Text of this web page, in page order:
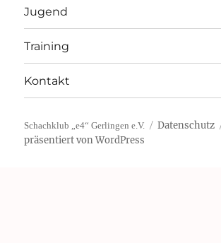
Jugend
Training
Kontakt
Schachklub „e4“ Gerlingen e.V. Datenschutz
präsentiert von WordPress